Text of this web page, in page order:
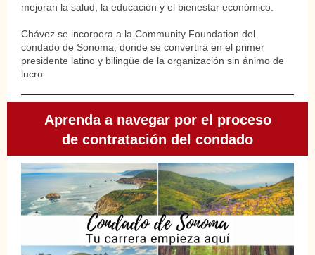
mejoran la salud, la educación y el bienestar económico.
Chávez se incorpora a la Community Foundation del
condado de Sonoma, donde se convertirá en el primer
presidente latino y bilingüe de la organización sin ánimo de
lucro.
Aprenda a navegar por el proceso
de contratación del condado